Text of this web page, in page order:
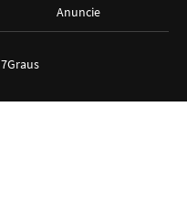
Anuncie
7Graus